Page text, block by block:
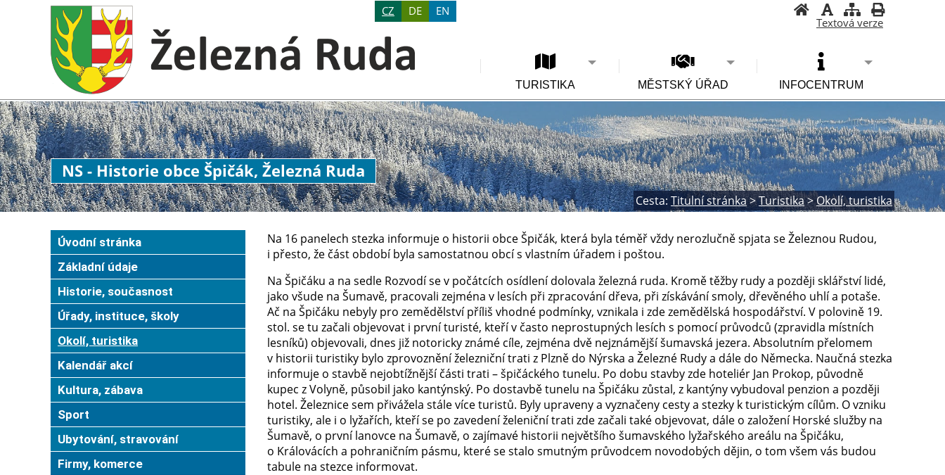
CZ DE EN
Textová verze
TURISTIKA MĚSTSKÝ ÚŘAD INFOCENTRUM
NS - Historie obce Špičák, Železná Ruda
Cesta: Titulní stránka>Turistika>Okolí, turistika
Úvodní stránka
Základní údaje
Historie, současnost
Úřady, instituce, školy
Okolí, turistika
Kalendář akcí
Kultura, zábava
Sport
Ubytování, stravování
Firmy, komerce
Na 16 panelech stezka informuje o historii obce Špičák, která byla téměř vždy nerozlučně spjata se Železnou Rudou,
i přesto, že část období byla samostatnou obcí s vlastním úřadem i poštou.
Na Špičáku a na sedle Rozvodí se v počátcích osídlení dolovala železná ruda. Kromě těžby rudy a později sklářství lidé,
jako všude na Šumavě, pracovali zejména v lesích při zpracování dřeva, při získávání smoly, dřevěného uhlí a potaše.
Ač na Špičáku nebyly pro zemědělství příliš vhodné podmínky, vznikala i zde zemědělská hospodářství. V polovině 19.
stol. se tu začali objevovat i první turisté, kteří v často neprostupných lesích s pomocí průvodců (zpravidla místních
lesníků) objevovali, dnes již notoricky známé cíle, zejména dvě nejznámější šumavská jezera. Absolutním přelomem
v historii turistiky bylo zprovoznění železniční trati z Plzně do Nýrska a Železné Rudy a dále do Německa. Naučná stezka
informuje o stavbě nejobtížnější části trati – špičáckého tunelu. Po dobu stavby zde hoteliér Jan Prokop, původně
kupec z Volyně, působil jako kantýnský. Po dostavbě tunelu na Špičáku zůstal, z kantýny vybudoval penzion a později
hotel. Železnice sem přivážela stále více turistů. Byly upraveny a vyznačeny cesty a stezky k turistickým cílům. O vzniku
turistiky, ale i o lyžařích, kteří se po zavedení želeniční trati zde začali také objevovat, dále o založení Horské služby na
Šumavě, o první lanovce na Šumavě, o zajímavé historii největšího šumavského lyžařského areálu na Špičáku,
o Královácích a pohraničním pásmu, které se stalo smutným průvodcem novodobých dějin, o tom všem vás budou
tabule na stezce informovat.